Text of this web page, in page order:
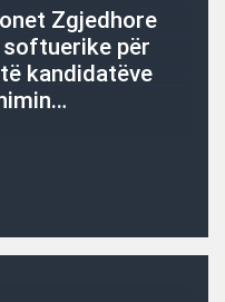
Zgjedhore
softuerike për
kandidatëve